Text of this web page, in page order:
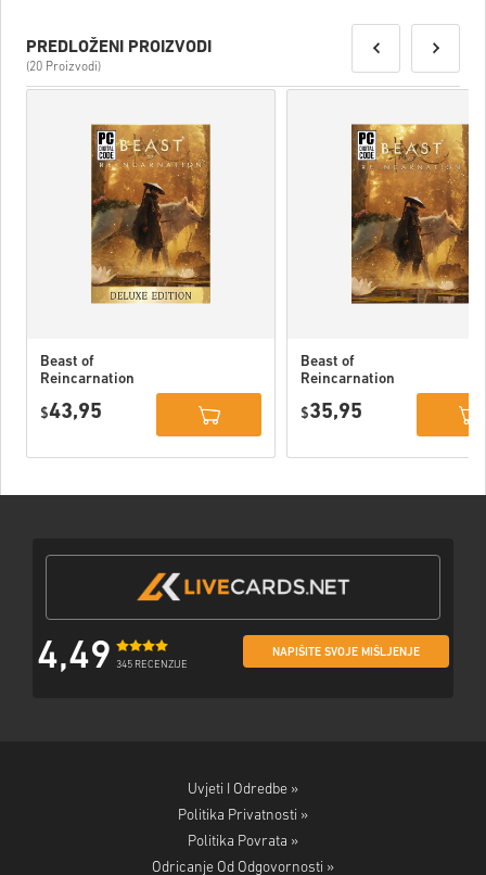
PREDLOŽENI PROIZVODI
(20 Proizvodi)
Beast of
Reincarnation
PC (STEAM)
$43,95
Beast of
Reincarnation
$35,95
4,49 345 RECENZIJE
NAPIŠITE SVOJE MIŠLJENJE
Uvjeti I Odredbe »
Politika Privatnosti »
Politika Povrata »
Odricanje Od Odgovornosti »